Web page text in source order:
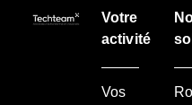
Votre
activité
Vos